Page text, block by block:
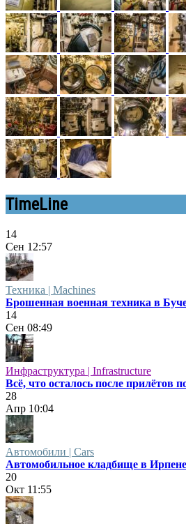
TimeLine
14
Сен 12:57
Техника | Machines
Брошенная военная техника в
14
Сен 08:49
Инфраструктура | Infrastructure
Всё, что осталось после прилётов
28
Апр 10:04
Автомобили | Cars
Автомобильное кладбище в Ирпене
20
Окт 11:55